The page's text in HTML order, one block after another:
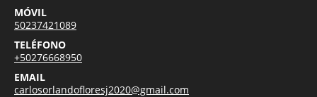
MÓVIL
50237421089
TELÉFONO
+50276668950
EMAIL
carlosorlandofloresj2020@gmail.com